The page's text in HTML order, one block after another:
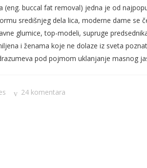
buccal fat removal) jedna je od
središnjeg dela lica, moderne dame se
glumice, top-modeli, supruge
i ženama koje ne dolaze iz sveta
pod pojmom uklanjanje masnog
24 komentara